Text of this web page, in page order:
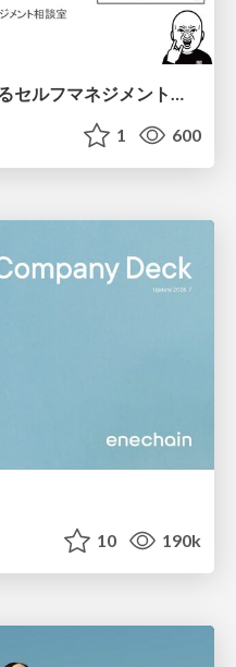
サステナブルな成長を支えるセルフマネジメントの技術/Self Management skill for growth
1 600
10 190k